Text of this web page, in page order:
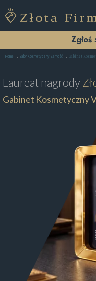
Home Salon Kosmetyczny Zamość Gabinet
Laureat nagrody
Gabinet Kosmetyczny